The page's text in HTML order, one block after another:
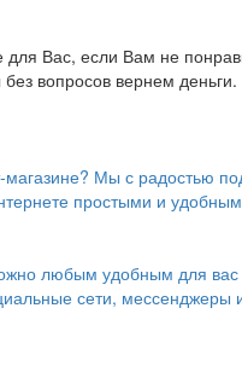
Вас, если Вам не
вопросов вернем деньги.
магазине? Мы с радостью
простыми и
любым удобным для вас
сети, мессенджеры